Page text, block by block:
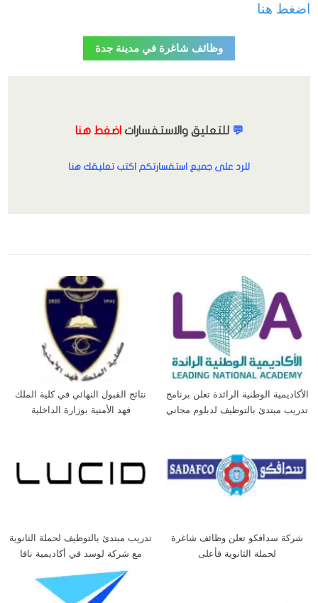
اضغط هنا
وظائف شاغرة في مدينة جدة
💬 للتعليق والاستفسارات اضغط هنا
للرد على جميع استفسارتكم اكتب تعليقك هنا
الدبلوم والبكالوريوس الرجال الشرقية الظهران القطاع الخاص الوظائف
الأكاديمية الوطنية الرائدة تعلن برنامج
تدريب مبتدئ بالتوظيف لدبلوم مجاني
نتائج القبول النهائي في كلية الملك
فهد الأمنية بوزارة الداخلية
شركة سدافكو تعلن وظائف شاغرة
لحملة الثانوية فأعلى
تدريب مبتدئ بالتوظيف لحملة الثانوية
مع شركة لوسد في أكاديمية نافا